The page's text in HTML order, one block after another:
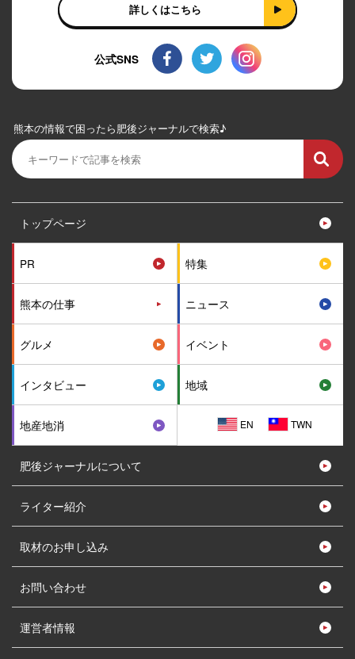
詳しくはこちら
公式SNS
熊本の情報で困ったら肥後ジャーナルで検索♪
トップページ
PR 特集
熊本の仕事 ニュース
グルメ イベント
インタビュー 地域
地産地消 EN TWN
肥後ジャーナルについて
ライター紹介
取材のお申し込み
お問い合わせ
運営者情報